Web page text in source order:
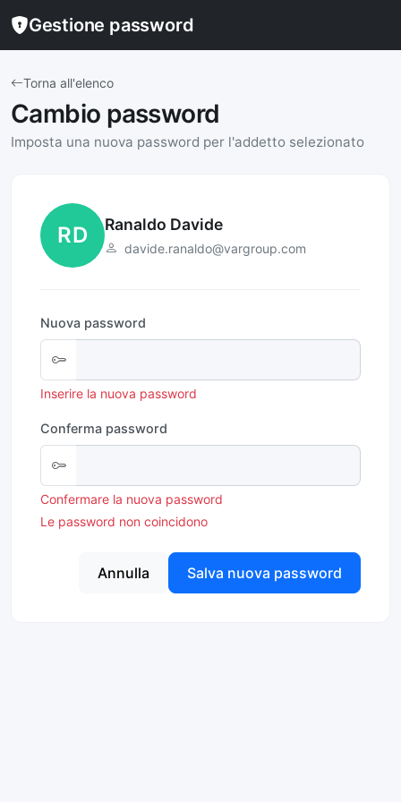
Gestione password
Torna all'elenco
Cambio password
Imposta una nuova password per l'addetto selezionato
RD Ranaldo Davide
davide.ranaldo@vargroup.com
Nuova password
Inserire la nuova password
Conferma password
Confermare la nuova password
Le password non coincidono
Annulla